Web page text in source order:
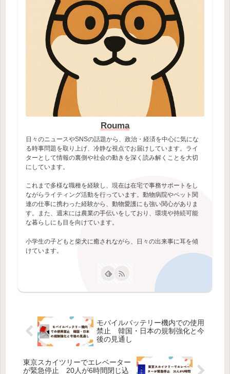
Rouma
日々のニュースやSNSの話題から、政治・経済を中心に気にな
る時事問題を取り上げ、冷静な視点でお届けしています。ライ
ターとして情報の裏側や社会の動きを深く読み解くことを大切
にしています。
これまで多様な職種を経験し、現在は在宅で事務サポートをし
ながらライティング活動を行っています。動物病院やペット関
連の仕事に携わった経験から、動物愛護にも強い関心がありま
す。また、週末には農業の手伝いをしており、環境や持続可能
な暮らしにも目を向けています。
小学生の子どもと柴犬に癒されながら、日々の出来事に耳を傾
けています。
モバイルバッテリー機内での使用
禁止 韓国・日本の規制強化と今
後の見通し
東京スカイツリーでエレベーター
が緊急停止 20人が6時間閉じ込